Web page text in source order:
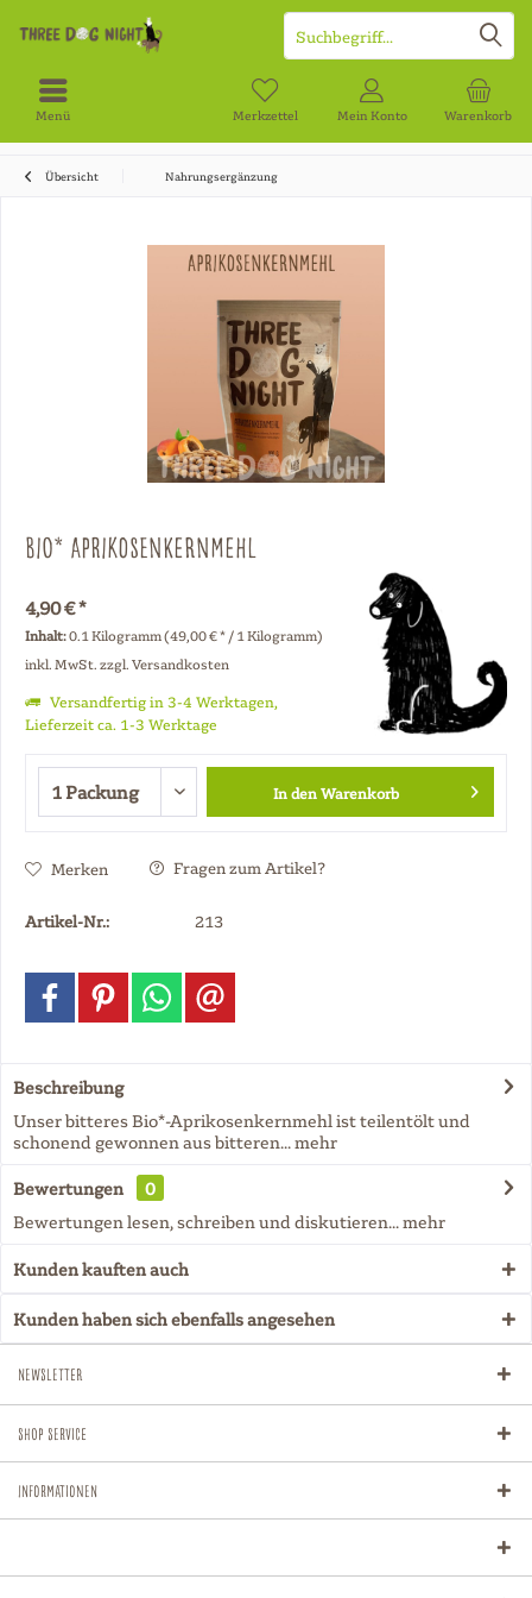
Menü Warenkorb
Merkzettel Mein Konto
Übersicht Nahrungsergänzung
Bio* Aprikosenkernmehl
4,90 € *
Inhalt:0.1 Kilogramm (49,00 € * / 1 Kilogramm)
inkl. MwSt. zzgl. Versandkosten
Versandfertig in 3-4 Werktagen,
Lieferzeit ca. 1-3 Werktage
In denWarenkorb
Merken Fragen zum Artikel?
Artikel-Nr.: 213
Beschreibung
Unser bitteres Bio*-Aprikosenkernmehl ist teilentölt und
schonend gewonnen aus bitteren...mehr
Bewertungen
0
Bewertungen lesen, schreiben und diskutieren...mehr
Kunden kauften auch
Kunden haben sich ebenfalls angesehen
Newsletter
Shop Service
Informationen